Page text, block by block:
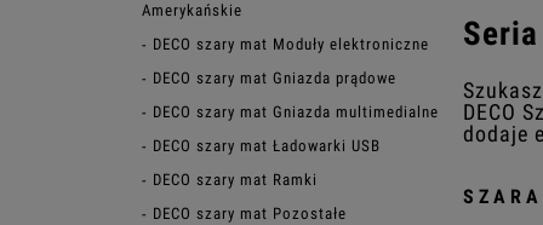
Amerykańskie
DECO szary mat Moduły elektroniczne
DECO szary mat Gniazda prądowe
DECO szary mat Gniazda multimedialne
DECO szary mat Ładowarki USB
DECO szary mat Ramki
DECO szary mat Pozostałe
DECO
dodaje